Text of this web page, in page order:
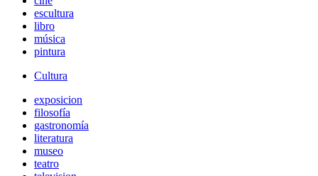
escultura
libro
música
pintura
Cultura
exposicion
filosofía
gastronomía
literatura
museo
teatro